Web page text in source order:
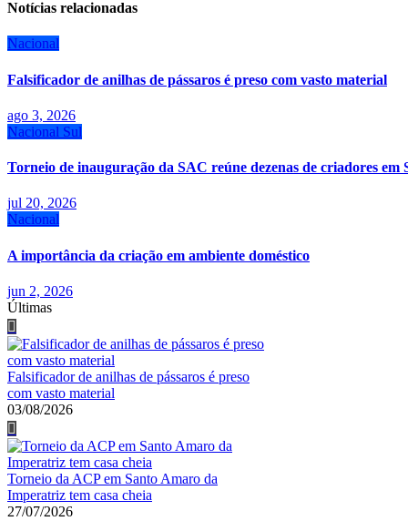
Post
Notícias relacionadas
Nacional
Falsificador de anilhas de pássaros é preso com vasto material
ago 3, 2026
Nacional Sul
Torneio de inauguração da SAC reúne dezenas de criadores
jul 20, 2026
Nacional
A importância da criação em ambiente doméstico
jun 2, 2026
Últimas
Falsificador de anilhas de pássaros é preso
com vasto material
03/08/2026
Torneio da ACP em Santo Amaro da
Imperatriz tem casa cheia
27/07/2026